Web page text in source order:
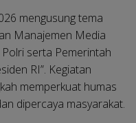
mengusung tema
Manajemen Media
serta Pemerintah
RI”. Kegiatan
memperkuat humas
dipercaya masyarakat.